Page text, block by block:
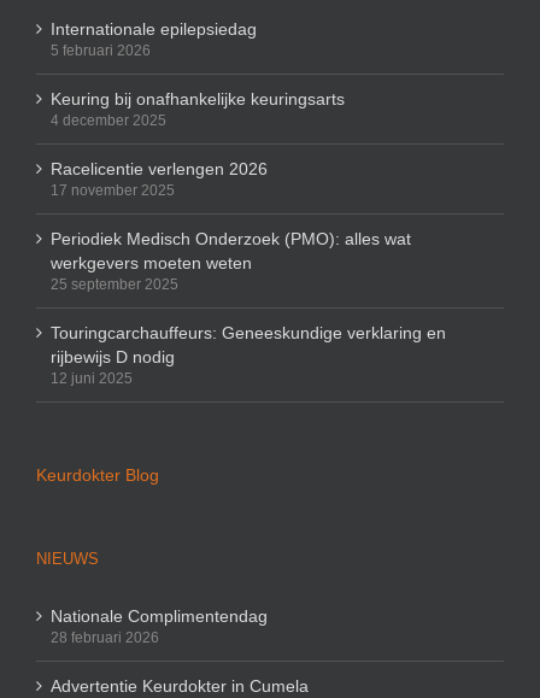
Internationale epilepsiedag
5 februari 2026
Keuring bij onafhankelijke keuringsarts
4 december 2025
Racelicentie verlengen 2026
17 november 2025
Periodiek Medisch Onderzoek (PMO): alles wat
werkgevers moeten weten
25 september 2025
Touringcarchauffeurs: Geneeskundige verklaring en
rijbewijs D nodig
12 juni 2025
Keurdokter Blog
NIEUWS
Nationale Complimentendag
28 februari 2026
Advertentie Keurdokter in Cumela